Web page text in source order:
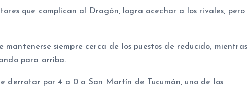
que complican al Dragón, logra acechar a los rivales, pero
siempre cerca de los puestos de reducido, mientras
para arriba.
derrotar por 4 a 0 a San Martín de Tucumán, uno de los